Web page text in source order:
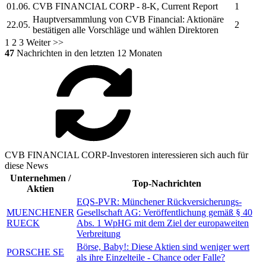
01.06. CVB FINANCIAL CORP- 8-K, Current Report
1
22.05.
Hauptversammlung von CVB Financial: Aktionäre
bestätigen alle Vorschläge und wählen Direktoren
2
1 2 3 Weiter >>
47 Nachrichten in den letzten 12 Monaten
CVB FINANCIAL CORP-Investoren interessieren sich auch für
diese News
Unternehmen /
Aktien
Top-Nachrichten
MUENCHENER
RUECK
EQS-PVR: Münchener Rückversicherungs-
Gesellschaft AG: Veröffentlichung gemäß § 40
Abs. 1 WpHG mit dem Ziel der europaweiten
Verbreitung
PORSCHE SE
Börse, Baby!: Diese Aktien sind weniger wert
als ihre Einzelteile - Chance oder Falle?